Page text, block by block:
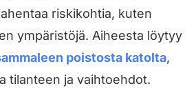
riskikohtia, kuten
ympäristöjä. Aiheesta löytyy
poistosta katolta,
tilanteen ja vaihtoehdot.